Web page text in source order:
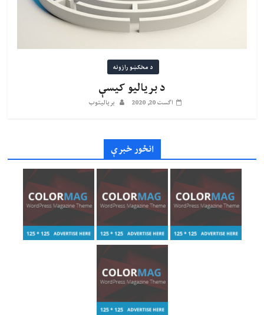
د مخکښو رازونه
د بریالیو کیسې
اگست 20, 2020 بریالیتوب
انځور خبرې